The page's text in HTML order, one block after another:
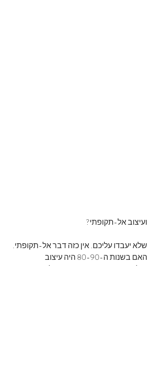
ועיצוב אל-תקופתי?
שלא יעבדו עליכם. אין כזה דבר אל-תקופתי.
האם בשנות ה-80-90 היה עיצוב
"אל-תקופתי" והאם זה מתאים להיום?